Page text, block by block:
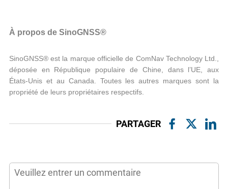
À propos de SinoGNSS®
SinoGNSS® est la marque officielle de ComNav Technology Ltd.,
déposée en République populaire de Chine, dans l’UE, aux
États-Unis et au Canada. Toutes les autres marques sont la
propriété de leurs propriétaires respectifs.
PARTAGER